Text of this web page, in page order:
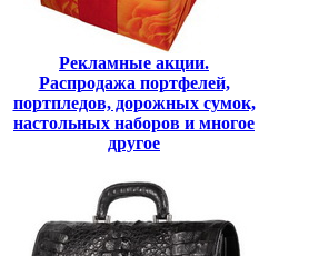
Рекламные акции.
Распродажа портфелей,
портпледов, дорожных сумок,
настольных наборов и многое
другое